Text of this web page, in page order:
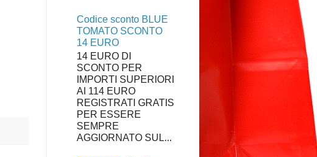
Codice sconto BLUE
TOMATO SCONTO
14 EURO
14 EURO DI
SCONTO PER
IMPORTI SUPERIORI
AI 114 EURO
REGISTRATI GRATIS
PER ESSERE
SEMPRE
AGGIORNATO SUL...